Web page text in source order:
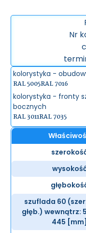
Nr
kolorystyka -
RAL 5005RAL 7016
kolorystyka - fronty
bocznych
RAL 3011RAL 7035
szuflada 60
głęb.) wewnątrz:
445 [mm]